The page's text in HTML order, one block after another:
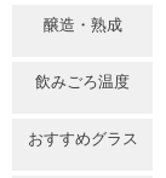
醸造・熟成
飲みごろ温度
おすすめグラス